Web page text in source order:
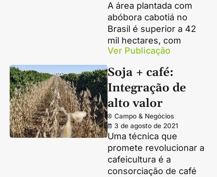
A área plantada com
abóbora cabotiá no
Brasil é superior a 42
mil hectares, com
Ver Publicação
Soja + café:
Integração de
alto valor
Campo & Negócios
3 de agosto de 2021
Uma técnica que
promete revolucionar a
cafeicultura é a
consorciação de café